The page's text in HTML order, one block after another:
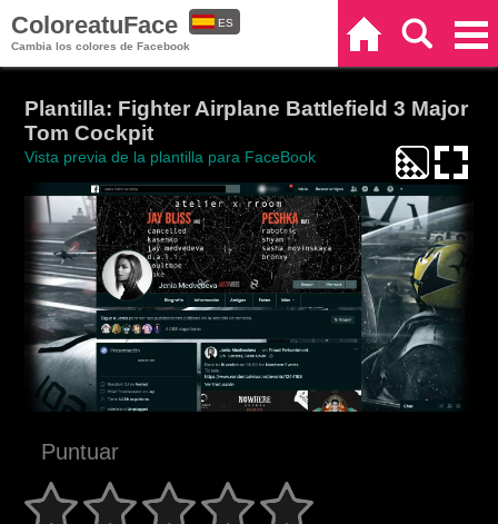
ColoreatuFace
Cambia los colores de Facebook
ES
Plantilla: Fighter Airplane Battlefield 3 Major
Tom Cockpit
Vista previa de la plantilla para FaceBook
Puntuar